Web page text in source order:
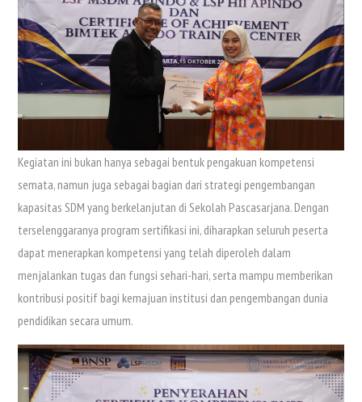
Kegiatan ini bukan hanya sebagai bentuk pengakuan kompetensi
semata, namun juga sebagai bagian dari strategi pengembangan
kapasitas SDM yang berkelanjutan di Sekolah Pascasarjana. Dengan
terselenggaranya program sertifikasi ini, diharapkan seluruh peserta
dapat menerapkan kompetensi yang telah diperoleh dalam
menjalankan tugas dan fungsi sehari-hari, serta mampu memberikan
kontribusi positif bagi kemajuan institusi dan pengembangan dunia
pendidikan secara umum.